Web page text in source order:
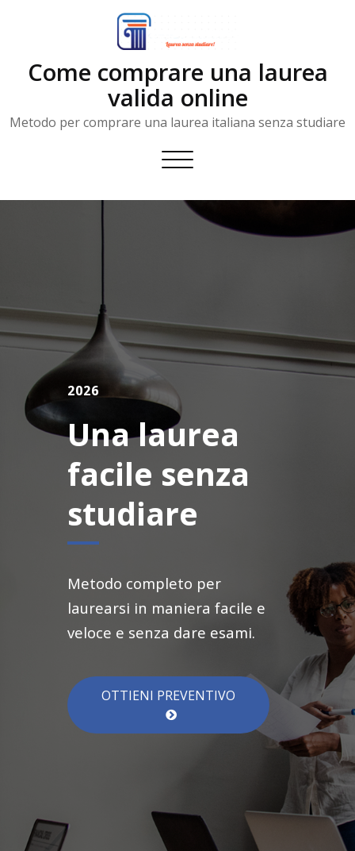
Come comprare una laurea
valida online
Metodo per comprare una laurea italiana senza studiare
Toggle
2026
Una laurea
facile senza
studiare
Metodo completo per
laurearsi in maniera facile e
veloce e senza dare esami.
OTTIENI PREVENTIVO